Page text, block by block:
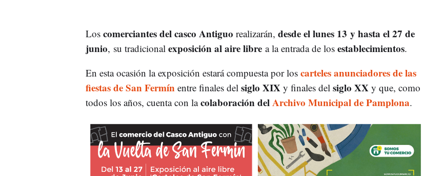
Los comerciantes del casco Antiguo realizarán, desde el lunes 13 y hasta el 27 de
junio, su tradicional exposición al aire librea la entrada de los establecimientos.
En esta ocasión la exposición estará compuesta por los carteles anunciadores de las
fiestas de San Fermín entre finales del siglo XIX y finales del siglo XX y que, como
todos los años, cuenta con lacolaboración delArchivo Municipal de Pamplona.